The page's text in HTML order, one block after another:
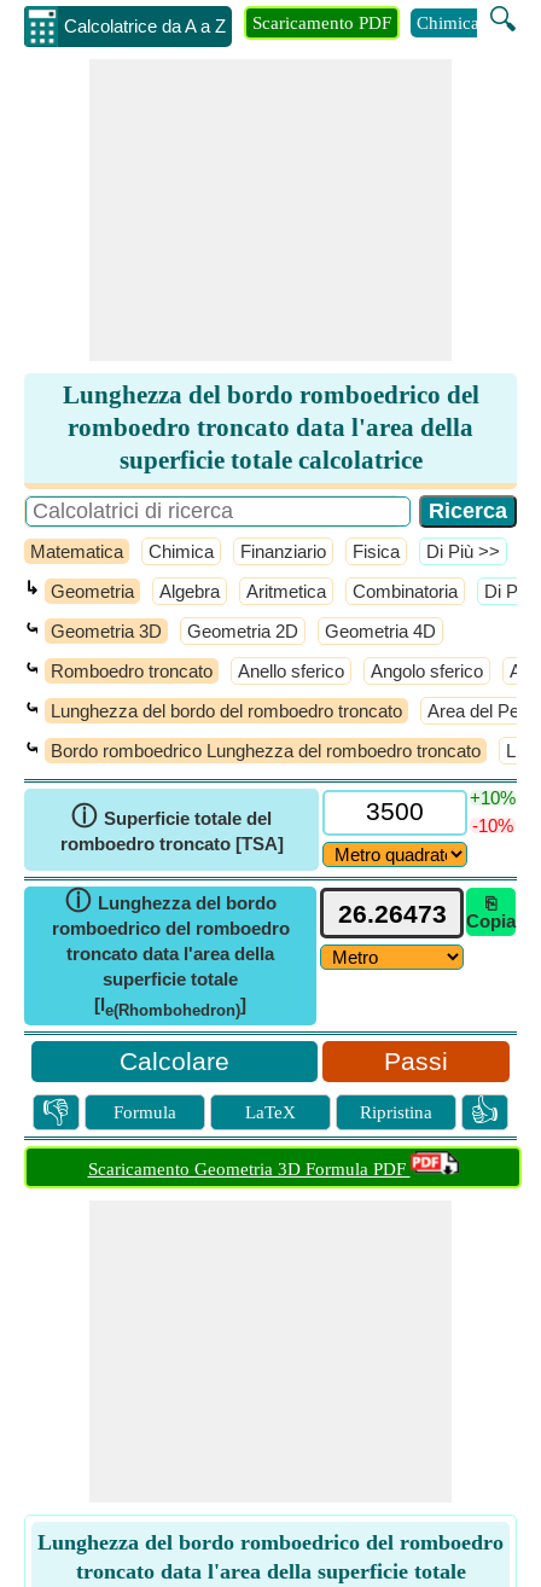
Calcolatrice da A a Z 🔍
Scaricamento PDF Chimica
Lunghezza del bordo romboedrico del
romboedro troncato data l'area della
superficie totale calcolatrice
Matematica Chimica Finanziario Fisica ​Di Più >>
↳ Geometria Algebra Aritmetica Combinatoria ​Di Più
⤿ Geometria 3D Geometria 2D Geometria 4D
⤿ Romboedro troncato Anello sferico Angolo sferico
⤿ Lunghezza del bordo del romboedro troncato Area del
⤿ Bordo romboedrico Lunghezza del romboedro troncato
ⓘ Superficie totale del
romboedro troncato [TSA]
+10%
-10%
ⓘ Lunghezza del bordo
romboedrico del romboedro
troncato data l'area della
superficie totale
[le(Rhombohedron)]
⎘
Copia
Passi
👎 Formula LaTeX Ripristina 👍
Scaricamento Geometria 3D Formula PDF
Lunghezza del bordo romboedrico del romboedro
troncato data l'area della superficie totale